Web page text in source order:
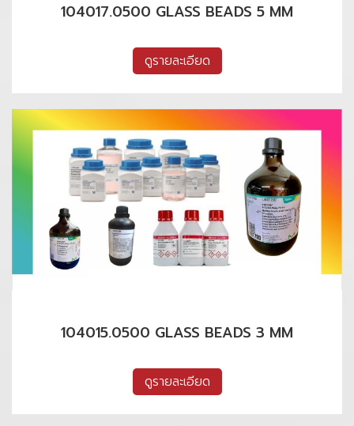
104017.0500 GLASS BEADS 5 MM
ดูรายละเอียด
104015.0500 GLASS BEADS 3 MM
ดูรายละเอียด